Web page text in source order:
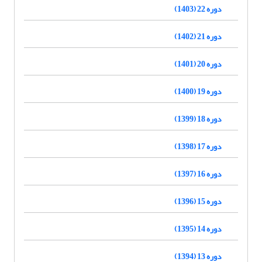
دوره 22 (1403)
دوره 21 (1402)
دوره 20 (1401)
دوره 19 (1400)
دوره 18 (1399)
دوره 17 (1398)
دوره 16 (1397)
دوره 15 (1396)
دوره 14 (1395)
دوره 13 (1394)